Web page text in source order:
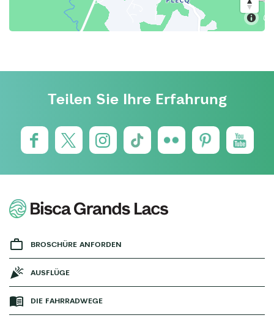
Teilen Sie Ihre Erfahrung
BROSCHÜRE ANFORDEN
AUSFLÜGE
DIE FAHRRADWEGE